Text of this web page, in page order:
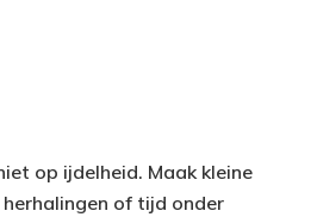
op ijdelheid. Maak kleine
of tijd onder